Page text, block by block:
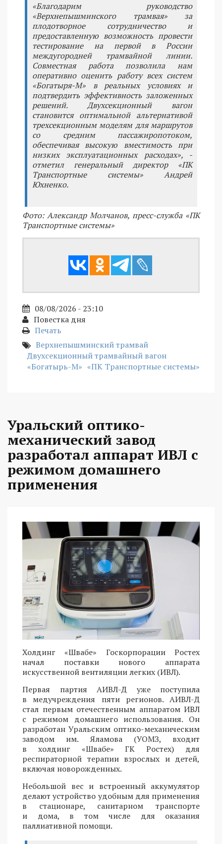
«Благодарим руководство
«Верхнепышминского трамвая» за
плодотворное сотрудничество и
предоставленную возможность провести
тестирование на первой в России
междугородней трамвайной линии.
Совместная работа позволила нам
оперативно оценить работу всех систем
«Богатыря-М» в реальных условиях и
подтвердить эффективность заложенных
решений. Двухсекционный вагон
становится оптимальной альтернативой
трехсекционным моделям для маршрутов
со средним пассажиропотоком,
обеспечивая высокую вместимость при
низких эксплуатационных расходах», -
отметил генеральный директор «ПК
Транспортные системы» Андрей
Юхненко.
Фото: Александр Молчанов, пресс-служба «ПК
Транспортные системы»
08/08/2026 - 23:10
Повестка дня
Печать
Верхнепышминский трамвай
Двухсекционный трамвайный вагон
«Богатырь-М» «ПК Транспортные системы»
Уральский оптико-
механический завод
разработал аппарат ИВЛ с
режимом домашнего
применения
Холдинг «Швабе» Госкорпорации Ростех
начал поставки нового аппарата
искусственной вентиляции легких (ИВЛ).
Первая партия АИВЛ-Д уже поступила
в медучреждения пяти регионов. АИВЛ-Д
стал первым отечественным аппаратом ИВЛ
с режимом домашнего использования. Он
разработан Уральским оптико-механическим
заводом им. Яламова (УОМЗ, входит
в холдинг «Швабе» ГК Ростех) для
респираторной терапии взрослых и детей,
включая новорожденных.
Небольшой вес и встроенный аккумулятор
делают устройство удобным для применения
в стационаре, санитарном транспорте
и дома, в том числе для оказания
паллиативной помощи.